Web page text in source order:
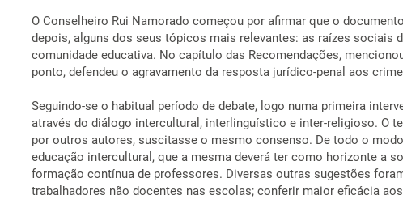
O Conselheiro Rui Namorado começou por afirmar que o
depois, alguns dos seus tópicos mais relevantes: as raízes sociais
comunidade educativa. No capítulo das Recomendações,
ponto, defendeu o agravamento da resposta jurídico-penal aos
Seguindo-se o habitual período de debate, logo numa primeira
através do diálogo intercultural, interlinguístico e inter-religioso. O
por outros autores, suscitasse o mesmo consenso. De todo o
educação intercultural, que a mesma deverá ter como horizonte a
formação contínua de professores. Diversas outras sugestões
trabalhadores não docentes nas escolas; conferir maior eficácia